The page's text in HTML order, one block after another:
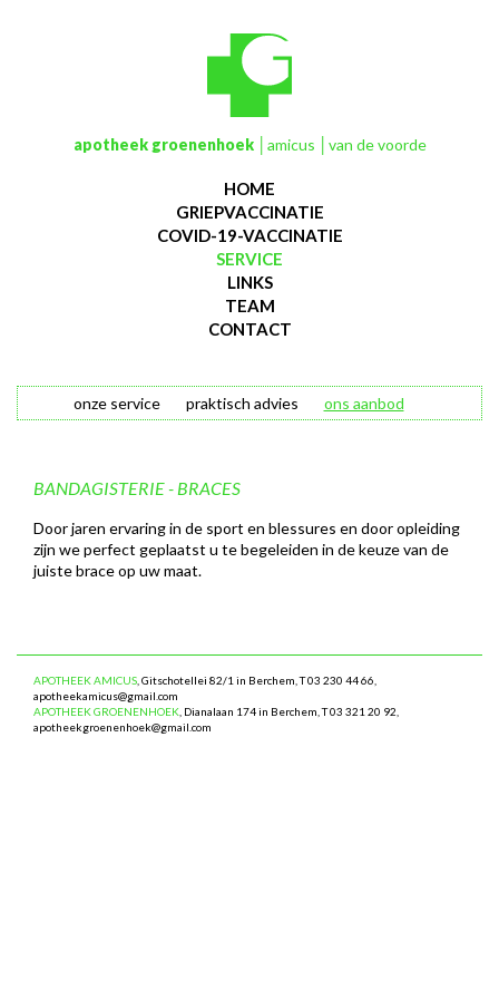
apotheek groenenhoek│amicus │van de voorde
HOME
GRIEPVACCINATIE
COVID-19-VACCINATIE
SERVICE
LINKS
TEAM
CONTACT
onze service praktisch advies ons aanbod
BANDAGISTERIE - BRACES
Door jaren ervaring in de sport en blessures en door opleiding
zijn we perfect geplaatst u te begeleiden in de keuze van de
juiste brace op uw maat.
APOTHEEK AMICUS , Gitschotellei 82/1 in Berchem, T 03 230 44 66,
apotheekamicus@gmail.com
APOTHEEK GROENENHOEK , Dianalaan 174 in Berchem, T 03 321 20 92,
apotheekgroenenhoek@gmail.com